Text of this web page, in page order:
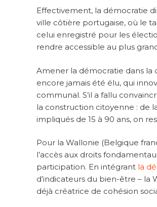
Effectivement, la démocratie
ville côtière portugaise, où le
celui enregistré pour les
rendre accessible au plus
Amener la démocratie dans la
encore jamais été élu, qui
communal. S’il a fallu
la construction citoyenne : de
impliqués de 15 à 90 ans, on
Pour la Wallonie (Belgique
l’accès aux droits
participation. En intégrant la
d’indicateurs du bien-être –
déjà créatrice de cohésion